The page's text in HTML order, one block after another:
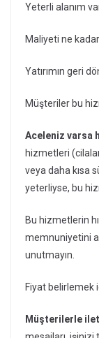
Yeterli alanım
Maliyeti ne
Yatırımın geri
Müşteriler bu
Aceleniz varsa
hizmetleri
veya daha kısa
yeterliyse, bu
Bu hizmetlerin
memnuniyetini
unutmayın.
Fiyat belirlemek
Müşterilerle